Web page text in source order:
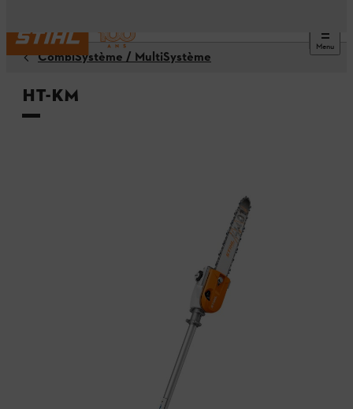
Menu
CombiSystème / MultiSystème
HT-KM